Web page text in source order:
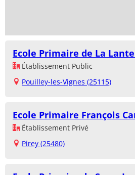
Ecole Primaire de La
Établissement Public
Pouilley-les-Vignes (25115)
Ecole Primaire François
Établissement Privé
Pirey (25480)